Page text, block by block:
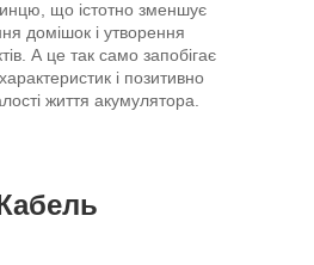
що істотно зменшує
домішок і утворення
А це так само запобігає
і позитивно
життя акумулятора.